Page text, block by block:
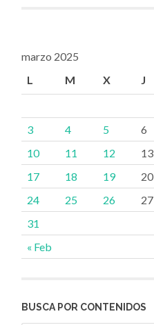
marzo 2025
L
M X J
« Feb
3
4 5 6
10
11 12 13
17
18 19 20
24
25 26 27
31
BUSCA POR CONTENIDOS